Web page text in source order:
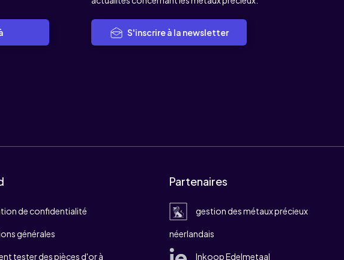
S'inscrire à la newsletter
de confidentialité
générales
tester des pièces d'or à
Partenaires
gestion des métaux précieux
néerlandais
Inkoop Edelmetaal